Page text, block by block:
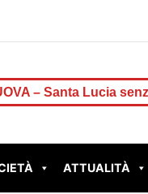
senza telefono e
ATTUALITÀ